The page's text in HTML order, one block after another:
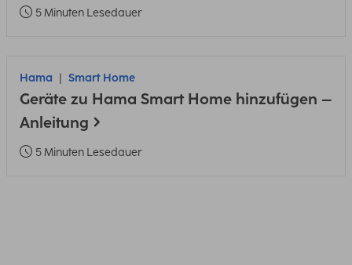
5 Minuten Lesedauer
Hama Smart Home
Geräte zu Hama Smart Home hinzufügen –
Anleitung
5 Minuten Lesedauer